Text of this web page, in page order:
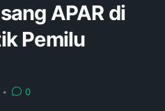
APAR di
Pemilu
•
0